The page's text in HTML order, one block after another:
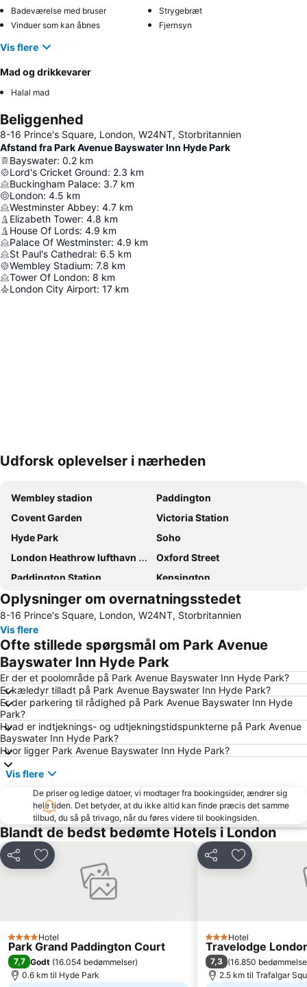
Badeværelse med bruser
Strygebræt
Vinduer som kan åbnes
Fjernsyn
Vis flere
Mad og drikkevarer
Halal mad
Beliggenhed
8-16 Prince's Square, London, W24NT, Storbritannien
Afstand fra Park Avenue Bayswater Inn Hyde Park
Bayswater: 0.2 km
Lord's Cricket Ground: 2.3 km
Buckingham Palace: 3.7 km
London: 4.5 km
Westminster Abbey: 4.7 km
Elizabeth Tower: 4.8 km
House Of Lords: 4.9 km
Palace Of Westminster: 4.9 km
St Paul's Cathedral: 6.5 km
Wembley Stadium: 7.8 km
Tower Of London: 8 km
London City Airport: 17 km
Udvid kort
Udforsk oplevelser i nærheden
Wembley stadion
Paddington
Covent Garden
Victoria Station
Hyde Park
Soho
London Heathrow lufthavn (LHR)
Oxford Street
Paddington Station
Kensington
London Gatwick Airport
Liverpool Street Station
Piccadilly Circus
Camden Town
Emirates Stadium
Bloomsbury
Notting Hill
Big Ben
Bayswater
Tottenham Hotspur Stadium
Kings Cross
Tottenham
Mayfair
Earls Court
London Bridge
King's Cross Station
Shoreditch
Marylebone
South Kensington
The O2 Arena
Islington
Victoria
Tower Bridge
Russell Square
St Giles
Stratford Station
Picadilly Circus Station
The London Eye
Buckingham Palace
Trafalgar Square
St Pancras Station
Tottenham Hale Metro Station
Oplysninger om overnatningsstedet
8-16 Prince's Square, London, W24NT, Storbritannien
Vis flere
Ofte stillede spørgsmål om Park Avenue
Bayswater Inn Hyde Park
Er der et poolområde på Park Avenue Bayswater Inn Hyde Park?
Er kæledyr tilladt på Park Avenue Bayswater Inn Hyde Park?
Er der parkering til rådighed på Park Avenue Bayswater Inn Hyde
Park?
Hvad er indtjeknings- og udtjekningstidspunkterne på Park Avenue
Bayswater Inn Hyde Park?
Hvor ligger Park Avenue Bayswater Inn Hyde Park?
Vis flere
De priser og ledige datoer, vi modtager fra bookingsider, ændrer sig
hele tiden. Det betyder, at du ikke altid kan finde præcis det samme
tilbud, du så på trivago, når du føres videre til bookingsiden.
Blandt de bedst bedømte Hotels i London
Del Føj til favoritter
4 Stjerner
Hotel
Park Grand Paddington Court
7,7 Godt (16.054 bedømmelser)
0.6 km til Hyde Park
Del Føj til
3 Stjerner
Hotel
Travelodge
7,3 (16.850
2.5 km til Trafalgar